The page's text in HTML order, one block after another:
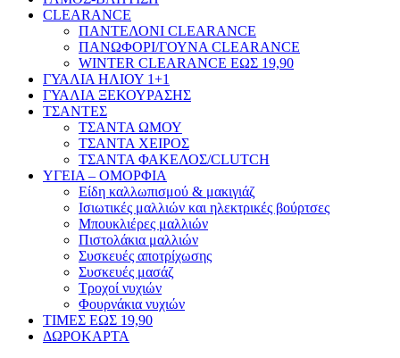
CLEARANCE
ΠΑΝΤΕΛΟΝΙ CLEARANCE
ΠΑΝΩΦΟΡΙ/ΓΟΥΝΑ CLEARANCE
WINTER CLEARANCE ΕΩΣ 19,90
ΓΥΑΛΙΑ ΗΛΙΟΥ 1+1
ΓΥΑΛΙΑ ΞΕΚΟΥΡΑΣΗΣ
ΤΣΑΝΤΕΣ
ΤΣΑΝΤΑ ΩΜΟΥ
ΤΣΑΝΤΑ ΧΕΙΡΟΣ
ΤΣΑΝΤΑ ΦΑΚΕΛΟΣ/CLUTCH
ΥΓΕΙΑ – ΟΜΟΡΦΙΑ
Είδη καλλωπισμού & μακιγιάζ
Ισιωτικές μαλλιών και ηλεκτρικές βούρτσες
Μπουκλιέρες μαλλιών
Πιστολάκια μαλλιών
Συσκευές αποτρίχωσης
Συσκευές μασάζ
Τροχοί νυχιών
Φουρνάκια νυχιών
ΤΙΜΕΣ ΕΩΣ 19,90
ΔΩΡΟΚΑΡΤΑ